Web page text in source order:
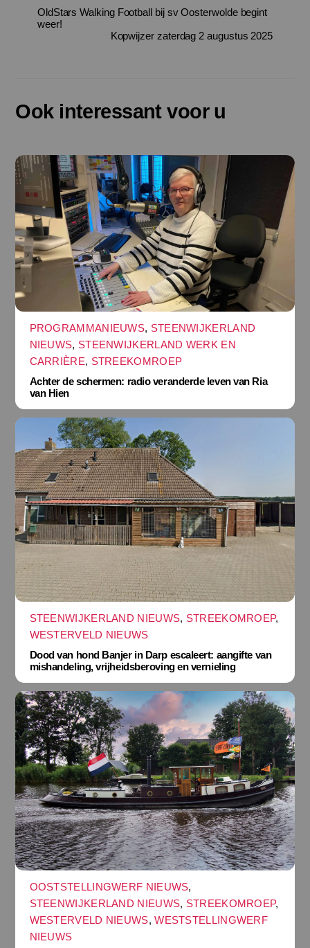
OldStars Walking Football bij sv Oosterwolde begint
weer!
Kopwijzer zaterdag 2 augustus 2025
Ook interessant voor u
PROGRAMMANIEUWS, STEENWIJKERLAND
NIEUWS, STEENWIJKERLAND WERK EN
CARRIÈRE, STREEKOMROEP
Achter de schermen: radio veranderde leven van Ria
van Hien
STEENWIJKERLAND NIEUWS, STREEKOMROEP,
WESTERVELD NIEUWS
Dood van hond Banjer in Darp escaleert: aangifte van
mishandeling, vrijheidsberoving en vernieling
OOSTSTELLINGWERF NIEUWS,
STEENWIJKERLAND NIEUWS, STREEKOMROEP,
WESTERVELD NIEUWS,WESTSTELLINGWERF
NIEUWS